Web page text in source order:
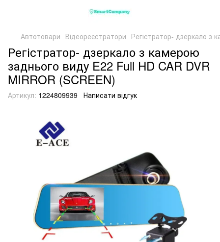
Автотовари Відеореєстратори Регістратор- дзеркало з
Регістратор- дзеркало з камерою
заднього виду E22 Full HD CAR DVR
MIRROR (SCREEN)
Артикул: 1224809939 Написати відгук